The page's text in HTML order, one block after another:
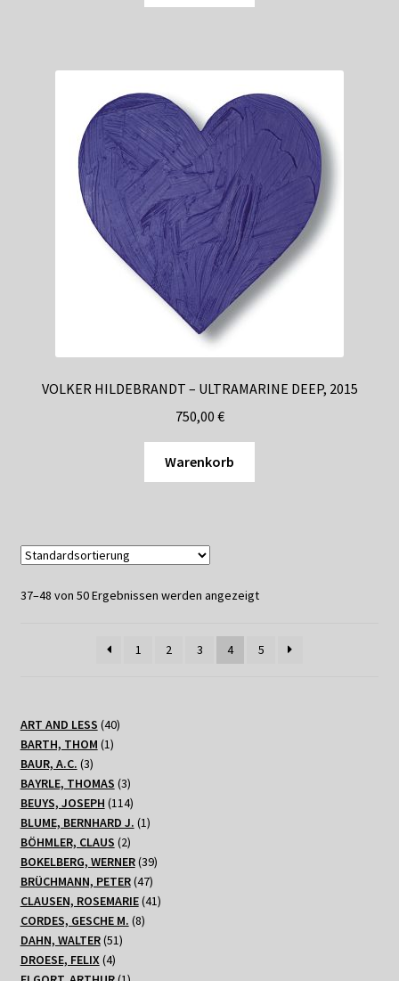
VOLKER HILDEBRANDT – ULTRAMARINE DEEP, 2015
750,00 €
Warenkorb
37–48 von 50 Ergebnissen werden angezeigt
1 2 3 4 5
ART AND LESS 4040
BARTH, THOM 11
BAUR, A.C. 33
Produkte
BAYRLE, THOMAS 33
Produkte
BEUYS, JOSEPH 114114
Produkte
BLUME, BERNHARD J. 11
BÖHMLER, CLAUS 22
Produkte
BOKELBERG, WERNER 3939
BRÜCHMANN, PETER 4747
Produkte
CLAUSEN, ROSEMARIE 4141
CORDES, GESCHE M. 88
DAHN, WALTER 5151
DROESE, FELIX 44